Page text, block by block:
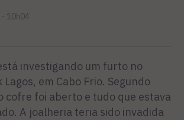
10h04
investigando um furto no
em Cabo Frio. Segundo
cofre foi aberto e tudo que estava
A joalheria teria sido invadida